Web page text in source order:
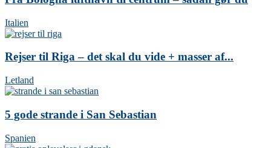
Italien
Rejser til Riga – det skal du vide + masser af...
Letland
5 gode strande i San Sebastian
Spanien